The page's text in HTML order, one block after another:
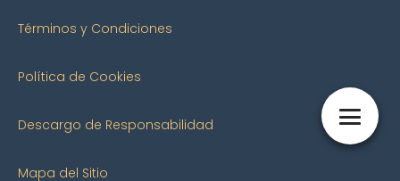
Términos y Condiciones
Política de Cookies
Descargo de Responsabilidad
Mapa del Sitio